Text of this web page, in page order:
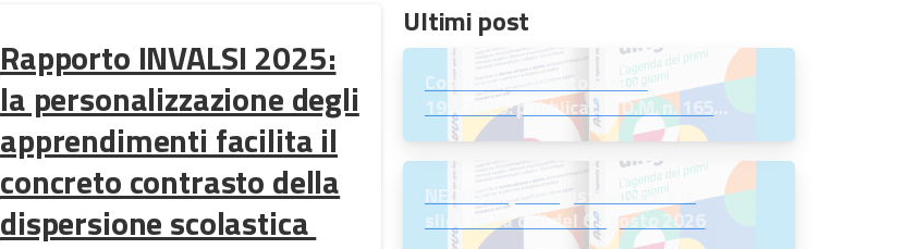
Rapporto INVALSI 2025:
la personalizzazione degli
apprendimenti facilita il
concreto contrasto della
dispersione scolastica
Ultimi post
Concorso riservato D.M. n.
197/2023: pubblicati il D.M. n. 165
del 7 agosto 2026 e l’Avviso per la
scelta della regione
NEODS26 | La registrazione e le
slide della call del 6 agosto 2026